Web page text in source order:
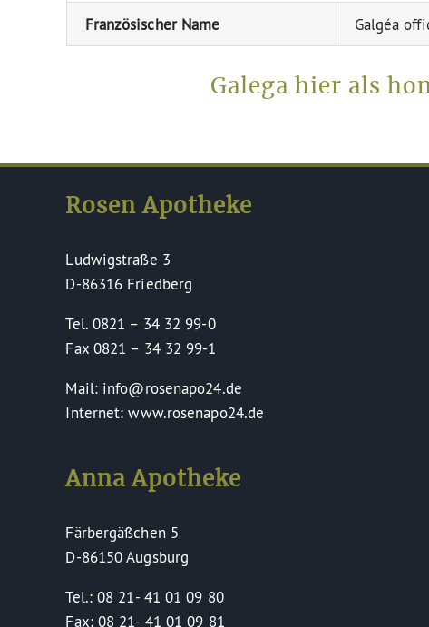
Französischer Name Galgéa
Galega hier als
Rosen Apotheke
Ludwigstraße 3
D-86316 Friedberg
Tel. 0821 – 34 32 99-0
Fax 0821 – 34 32 99-1
Mail: info@rosenapo24.de
Internet: www.rosenapo24.de
Anna Apotheke
Färbergäßchen 5
D-86150 Augsburg
Tel.: 08 21- 41 01 09 80
Fax: 08 21- 41 01 09 81